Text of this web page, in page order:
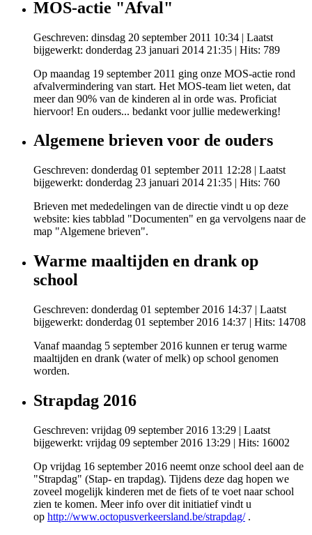
MOS-actie "Afval"
Geschreven: dinsdag 20 september 2011 10:34 | Laatst
bijgewerkt: donderdag 23 januari 2014 21:35 | Hits: 789
Op maandag 19 september 2011 ging onze MOS-actie rond
afvalvermindering van start. Het MOS-team liet weten, dat
meer dan 90% van de kinderen al in orde was. Proficiat
hiervoor! En ouders... bedankt voor jullie medewerking!
Algemene brieven voor de ouders
Geschreven: donderdag 01 september 2011 12:28 | Laatst
bijgewerkt: donderdag 23 januari 2014 21:35 | Hits: 760
Brieven met mededelingen van de directie vindt u op deze
website: kies tabblad "Documenten" en ga vervolgens naar de
map "Algemene brieven".
Warme maaltijden en drank op
school
Geschreven: donderdag 01 september 2016 14:37 | Laatst
bijgewerkt: donderdag 01 september 2016 14:37 | Hits: 14708
Vanaf maandag 5 september 2016 kunnen er terug warme
maaltijden en drank (water of melk) op school genomen
worden.
Strapdag 2016
Geschreven: vrijdag 09 september 2016 13:29 | Laatst
bijgewerkt: vrijdag 09 september 2016 13:29 | Hits: 16002
Op vrijdag 16 september 2016 neemt onze school deel aan de
"Strapdag" (Stap- en trapdag). Tijdens deze dag hopen we
zoveel mogelijk kinderen met de fiets of te voet naar school
zien te komen. Meer info over dit initiatief vindt u
op http://www.octopusverkeersland.be/strapdag/.